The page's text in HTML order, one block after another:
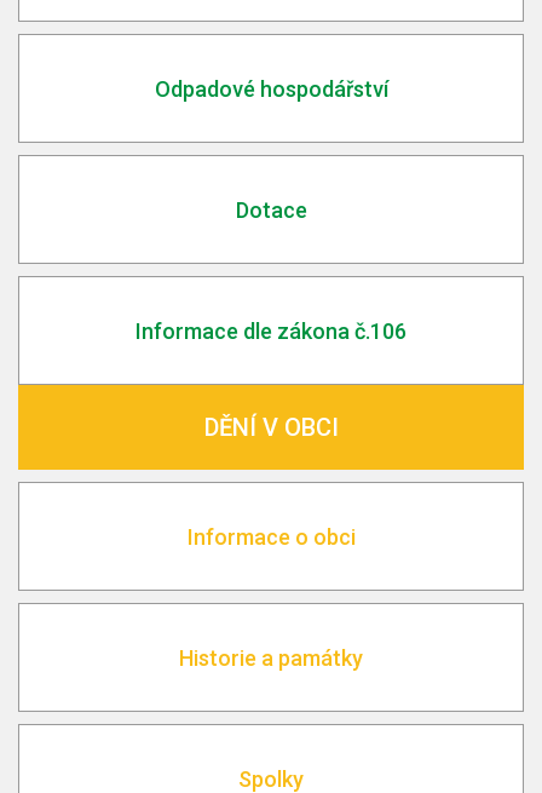
Odpadové hospodářství
Dotace
Informace dle zákona č.106
DĚNÍ V OBCI
Informace o obci
Historie a památky
Spolky